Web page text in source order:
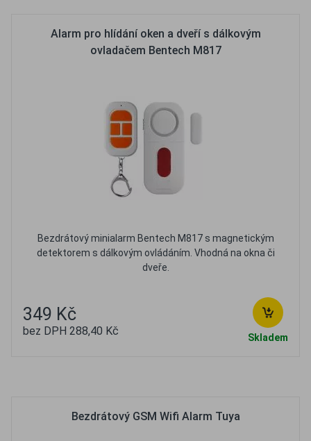
Alarm pro hlídání oken a dveří s dálkovým
ovladačem Bentech M817
Bezdrátový minialarm Bentech M817 s magnetickým
detektorem s dálkovým ovládáním. Vhodná na okna či
dveře.
349 Kč
bez DPH 288,40 Kč Skladem
Bezdrátový GSM Wifi Alarm Tuya